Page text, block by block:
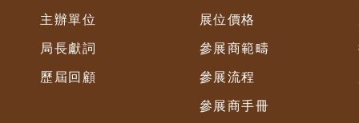
主辦單位
局長獻詞
歷屆回顧
展位價格
參展商範疇
參展流程
參展商手冊